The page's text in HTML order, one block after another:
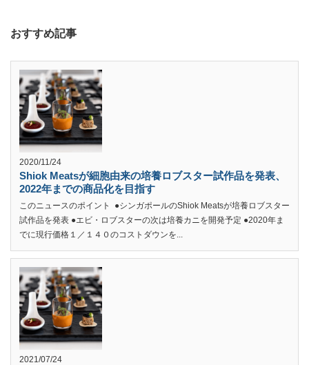
おすすめ記事
2020/11/24
Shiok Meatsが細胞由来の培養ロブスター試作品を発表、
2022年までの商品化を目指す
このニュースのポイント ●シンガポールのShiok Meatsが培養ロブスター
試作品を発表 ●エビ・ロブスターの次は培養カニを開発予定 ●2020年ま
でに現行価格１／１４０のコストダウンを...
2021/07/24